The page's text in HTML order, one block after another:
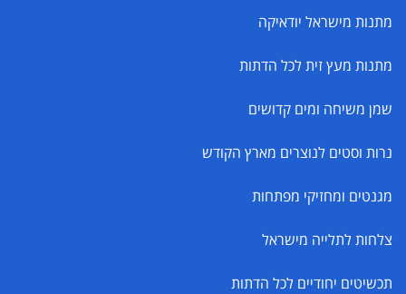
מתנות מישראל יודאיקה
מתנות מעץ זית לכל הדתות
שמן משיחה ומים קדושים
נרות וסטים לנוצרים מארץ הקודש
מגנטים ומחזיקי מפתחות
צלחות לתלייה מישראל
תכשיטים יחודיים לכל הדתות